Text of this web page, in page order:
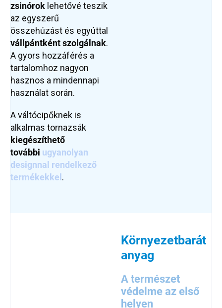
zsinórok lehetővé teszik
az egyszerű
összehúzást és egyúttal
vállpántként szolgálnak.
A gyors hozzáférés a
tartalomhoz nagyon
hasznos a mindennapi
használat során.
A váltócipőknek is
alkalmas tornazsák
kiegészíthető
további ugyanolyan
designnal rendelkező
termékekkel .
Környezetbarát
anyag
A természet
védelme az első
helyen